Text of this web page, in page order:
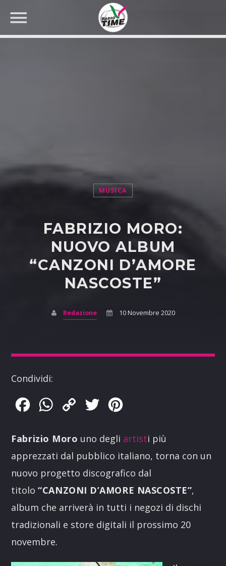
MUSICA
FABRIZIO MORO:
NUOVO ALBUM
“CANZONI D’AMORE
NASCOSTE”
Redazione 10 Novembre 2020
Condividi:
FacebookWhatsApp
Copy
Twitter
Fabrizio Moro uno degli artisti più
apprezzati dal pubblico italiano, torna con un
nuovo progetto discografico dal
titolo“CANZONI D’AMORE NASCOSTE”,
album che arriverà in tutti i negozi di dischi
tradizionali e store digitali il prossimo 20
novembre.